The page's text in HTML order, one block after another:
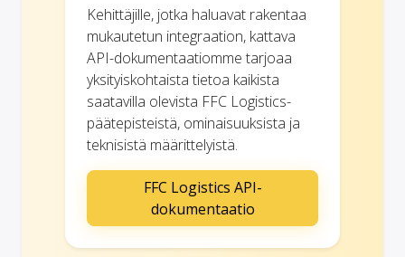
Kehittäjille, jotka haluavat rakentaa
mukautetun integraation, kattava
API-dokumentaatiomme tarjoaa
yksityiskohtaista tietoa kaikista
saatavilla olevista FFC Logistics-
päätepisteistä, ominaisuuksista ja
teknisistä määrittelyistä.
FFC Logistics API-
dokumentaatio